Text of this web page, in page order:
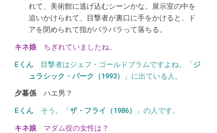
れて、美術館に逃げ込むシーンかな。展示室の中を
追いかけられて、目撃者が裏口に手をかけると、ド
アを閉められて指がパラパラって落ちる。
ちぎれていましたね。
目撃者はジェフ・ゴールドブラムですよね。「ジ
ュラシック・パーク（1993）
」に出ている人。
ハエ男？
そう。「ザ・フライ（1986）
」の人です。
マダム役の女性は？